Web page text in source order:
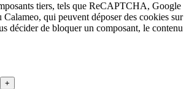
tiers, tels que ReCAPTCHA, Google
qui peuvent déposer des cookies sur
décider de bloquer un composant, le contenu
+